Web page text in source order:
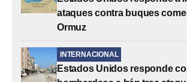
ataques contra buques
Ormuz
INTERNACIONAL
Estados Unidos responde